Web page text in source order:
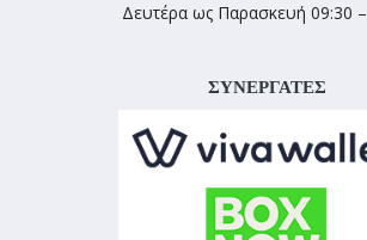
Δευτέρα ως Παρασκευή 09:30
ΣΥΝΕΡΓΑΤΕΣ